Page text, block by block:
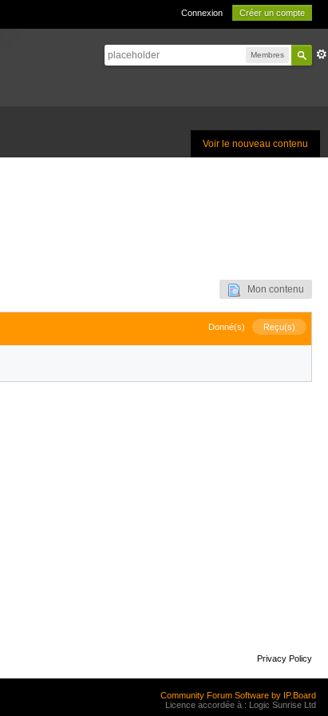
Connexion Créer un compte
Membres
Voir le nouveau contenu
Mon contenu
Donné(s) Reçu(s)
Privacy Policy
Community Forum Software by IP.Board
Licence accordée à : Logic Sunrise Ltd